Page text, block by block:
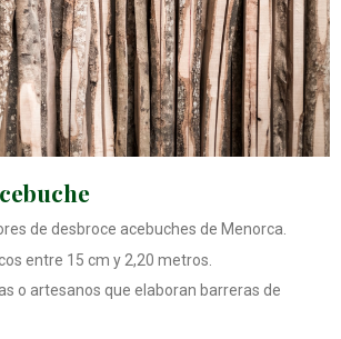
de desbroce acebuches de Menorca.
entre 15 cm y 2,20 metros.
o artesanos que elaboran barreras de